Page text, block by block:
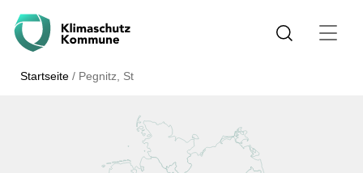
Startseite / Pegnitz, St